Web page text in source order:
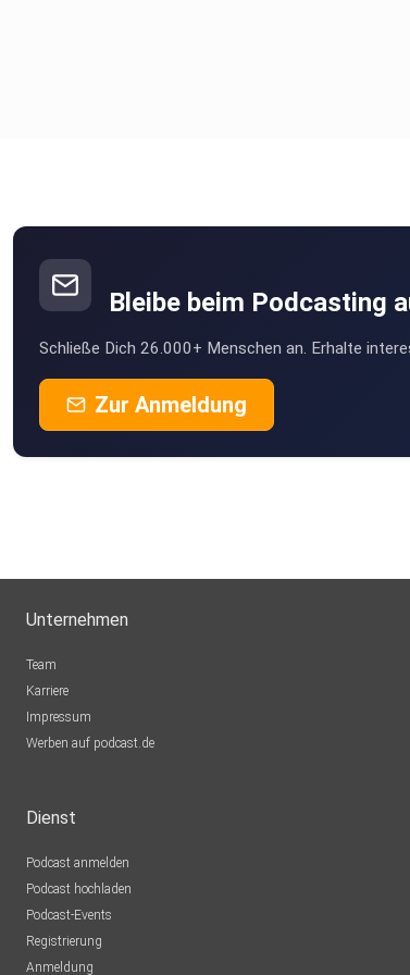
Bleibe beim Podcasting
Schließe Dich 26.000+ Menschen an. Erhalte
Zur Anmeldung
Unternehmen
Team
Karriere
Impressum
Werben auf podcast.de
Dienst
Podcast anmelden
Podcast hochladen
Podcast-Events
Registrierung
Anmeldung